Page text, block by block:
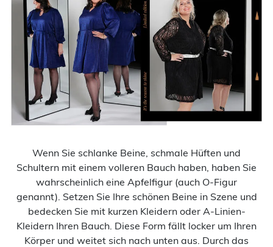
Wenn Sie schlanke Beine, schmale Hüften und
Schultern mit einem volleren Bauch haben, haben Sie
wahrscheinlich eine Apfelfigur (auch O-Figur
genannt). Setzen Sie Ihre schönen Beine in Szene und
bedecken Sie mit kurzen Kleidern oder A-Linien-
Kleidern Ihren Bauch. Diese Form fällt locker um Ihren
Körper und weitet sich nach unten aus. Durch das